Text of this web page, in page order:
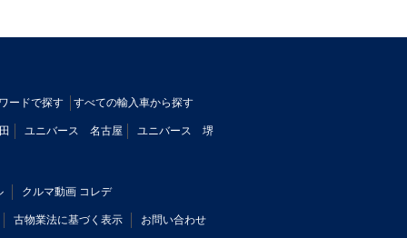
ードで探す すべての輸入車から探す
ユニバース 名古屋 ユニバース 堺
クルマ動画 コレデ
古物業法に基づく表示 お問い合わせ